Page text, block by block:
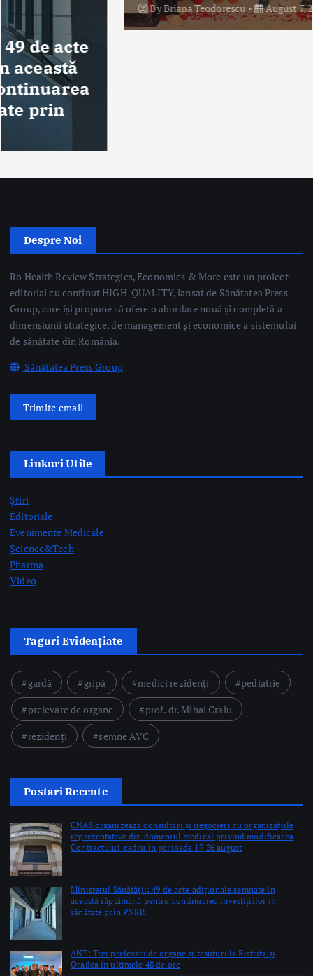
August 7, 2026 279 views
editorial cu conținut HIGH-QUALITY, lansat de Sănătatea Press
de sănătate din România.
Sănătatea Press Group
Trimite email
Editoriale
Evenimente Medicale
Pharma
Video
Taguri Evidențiate
gardă
Postari Recente
CNAS organizează consultări și negocieri cu organizațiile
reprezentative din domeniul medical privind modificarea
Contractului-cadru în perioada 17-26 august
by Briana Teodorescu
Ministerul Sănătății: 49 de acte adiționale semnate în
această săptămână pentru continuarea investițiilor în
sănătate prin PNRR
by Briana Teodorescu
ANT: Trei prelevări de organe și țesuturi la Bistrița și
Oradea în ultimele 48 de ore
Copyright © 2026 Ro Health Review | Powered bySănătatea Press